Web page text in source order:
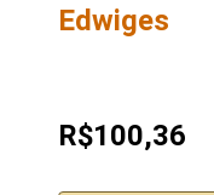
Edwiges
R$100,36